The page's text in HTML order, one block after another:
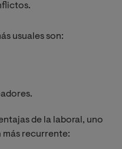
usuales son:
de la laboral, uno
más recurrente: